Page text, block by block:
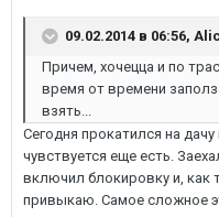
09.02.2014 в 06:56,
Причем, хочецца и по
время от времени
взять...
Сегодня прокатился на
чувствуется еще есть.
включил блокировку и, как
привыкаю. Самое сложное